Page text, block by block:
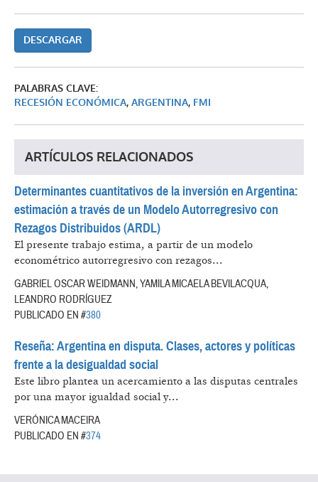
DESCARGAR
PALABRAS CLAVE:
RECESIÓN ECONÓMICA, ARGENTINA, FMI
ARTÍCULOS RELACIONADOS
Determinantes cuantitativos de la inversión en Argentina:
estimación a través de un Modelo Autorregresivo con
Rezagos Distribuidos (ARDL)
El presente trabajo estima, a partir de un modelo
econométrico autorregresivo con rezagos...
GABRIEL OSCAR WEIDMANN, YAMILA MICAELA BEVILACQUA,
LEANDRO RODRÍGUEZ
PUBLICADO EN #380
Reseña: Argentina en disputa. Clases, actores y políticas
frente a la desigualdad social
Este libro plantea un acercamiento a las disputas centrales
por una mayor igualdad social y...
VERÓNICA MACEIRA
PUBLICADO EN #374